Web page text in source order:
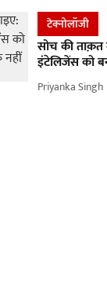
टेक्नोलॉजी
सोच की ताक़त
इंटेलिजेंस को
Priyanka Singh